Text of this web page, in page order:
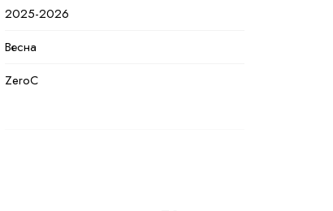
2025-2026
Весна
ZeroC